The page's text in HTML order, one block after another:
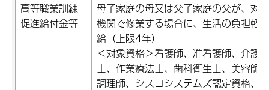
高等職業訓練
促進給付金等
母子家庭の母又は父子家庭の父が、対
機関で修業する場合に、生活の負担軽
給（上限4年）
＜対象資格＞看護師、准看護師、介護
士、作業療法士、歯科衛生士、美容師
調理師、シスコシステムズ認定資格、